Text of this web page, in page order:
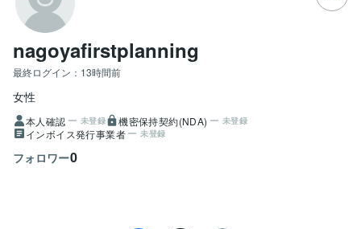
nagoyafirstplanning
最終ログイン： 13時間前
女性
本人確認 未登録 機密保持契約(NDA) 未登録
インボイス発行事業者 未登録
フォロワー0